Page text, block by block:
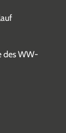
des WW-